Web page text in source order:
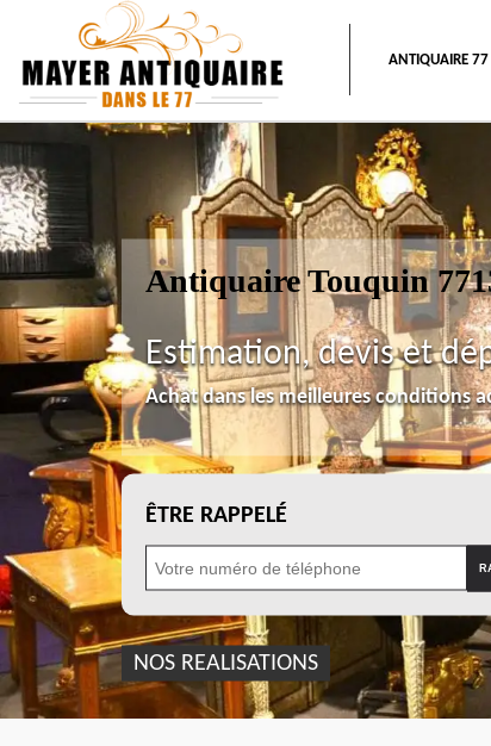
ANTIQUAIRE 77
Antiquaire Touquin
Estimation, devis et
Achat dans les meilleures conditions
ÊTRE RAPPELÉ
NOS REALISATIONS